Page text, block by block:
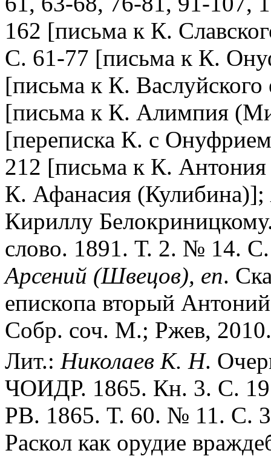
162 [письма к К.
С. 61-77 [письма к К.
[письма к К.
[письма к К. Алимпия
[переписка К. с
212 [письма к К.
К. Афанасия (Кулибина)];
Кириллу
слово. 1891. Т. 2. № 14.
Арсений (Швецов), еп.
епископа вторый
Собр. соч. М.; Ржев,
Лит.: Николаев К. Н.
ЧОИДР. 1865. Кн. 3. С.
РВ. 1865. Т. 60. № 11. С.
Раскол как орудие